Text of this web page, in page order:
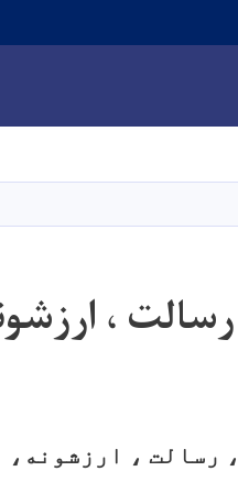
،
رسالت ،